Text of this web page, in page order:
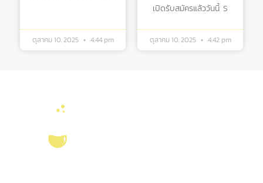
ตุลาคม 10, 2025 4:44 pm
เปิดรับสมัครแล้ววันนี้ S
ตุลาคม 10, 2025 4:42 pm